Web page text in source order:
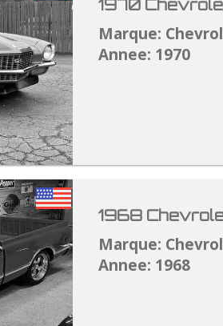
1970
Marque:
Annee: 1970
1968
Marque:
Annee: 1968